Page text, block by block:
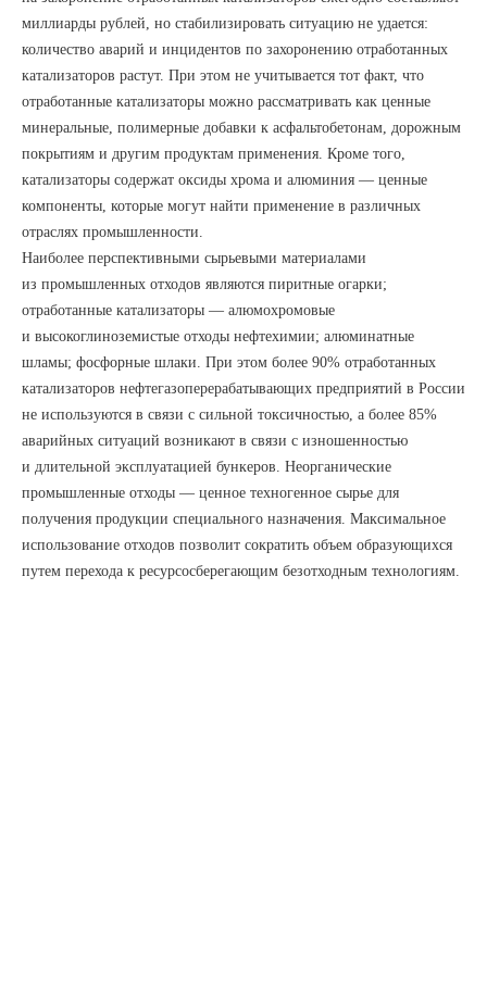
миллиарды рублей, но стабилизировать ситуацию не удается:
количество аварий и инцидентов по захоронению отработанных
катализаторов растут. При этом не учитывается тот факт, что
отработанные катализаторы можно рассматривать как ценные
минеральные, полимерные добавки к асфальтобетонам, дорожным
покрытиям и другим продуктам применения. Кроме того,
катализаторы содержат оксиды хрома и алюминия — ценные
компоненты, которые могут найти применение в различных
отраслях промышленности.
Наиболее перспективными сырьевыми материалами
из промышленных отходов являются пиритные огарки;
отработанные катализаторы — алюмохромовые
и высокоглиноземистые отходы нефтехимии; алюминатные
шламы; фосфорные шлаки. При этом более 90% отработанных
катализаторов нефтегазоперерабатывающих предприятий в России
не используются в связи с сильной токсичностью, а более 85%
аварийных ситуаций возникают в связи с изношенностью
и длительной эксплуатацией бункеров. Неорганические
промышленные отходы — ценное техногенное сырье для
получения продукции специального назначения. Максимальное
использование отходов позволит сократить объем образующихся
путем перехода к ресурсосберегающим безотходным технологиям.